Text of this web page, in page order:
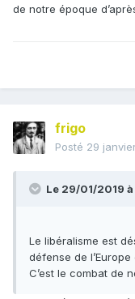
de notre époque
frigo
Posté 29
Le 29/01/2019 à
Le libéralisme est
défense de
C’est le combat de